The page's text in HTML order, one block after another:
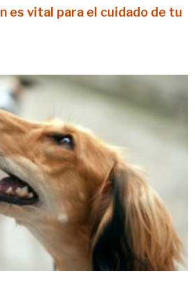
es vital para el cuidado de tu